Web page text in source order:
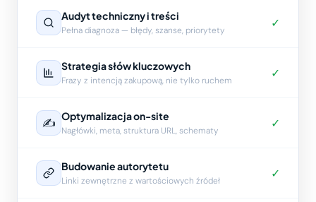
Audyt techniczny i treści
Pełna diagnoza — błędy, szanse, priorytety
✓
Strategia słów kluczowych
Frazy z intencją zakupową, nie tylko ruchem
✓
✍️ Optymalizacja on-site
Nagłówki, meta, struktura URL, schematy
✓
Budowanie autorytetu
Linki zewnętrzne z wartościowych źródeł
✓